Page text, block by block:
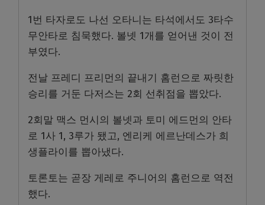
1번 타자로도 나선 오타니는 타석에서도 3타수
무안타로 침묵했다. 볼넷 1개를 얻어낸 것이 전
부였다.
전날 프레디 프리먼의 끝내기 홈런으로 짜릿한
승리를 거둔 다저스는 2회 선취점을 뽑았다.
2회말 맥스 먼시의 볼넷과 토미 에드먼의 안타
로 1사 1, 3루가 됐고, 엔리케 에르난데스가 희
생플라이를 뽑아냈다.
토론토는 곧장 게레로 주니어의 홈런으로 역전
했다.